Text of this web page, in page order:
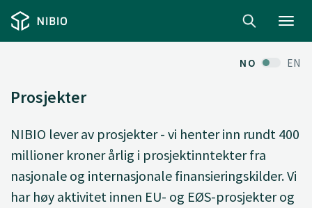
NO EN
Prosjekter
NIBIO lever av prosjekter - vi henter inn rundt 400
millioner kroner årlig i prosjektinntekter fra
nasjonale og internasjonale finansieringskilder. Vi
har høy aktivitet innen EU- og EØS-prosjekter og